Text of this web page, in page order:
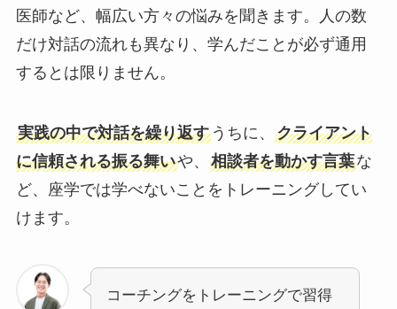
医師など、幅広い方々の悩みを聞きます。人の数
だけ対話の流れも異なり、学んだことが必ず通用
するとは限りません。
実践の中で対話を繰り返すうちに、 クライアント
に信頼される振る舞いや、 相談者を動かす言葉な
ど、座学では学べないことをトレーニングしてい
けます。
コーチングをトレーニングで習得